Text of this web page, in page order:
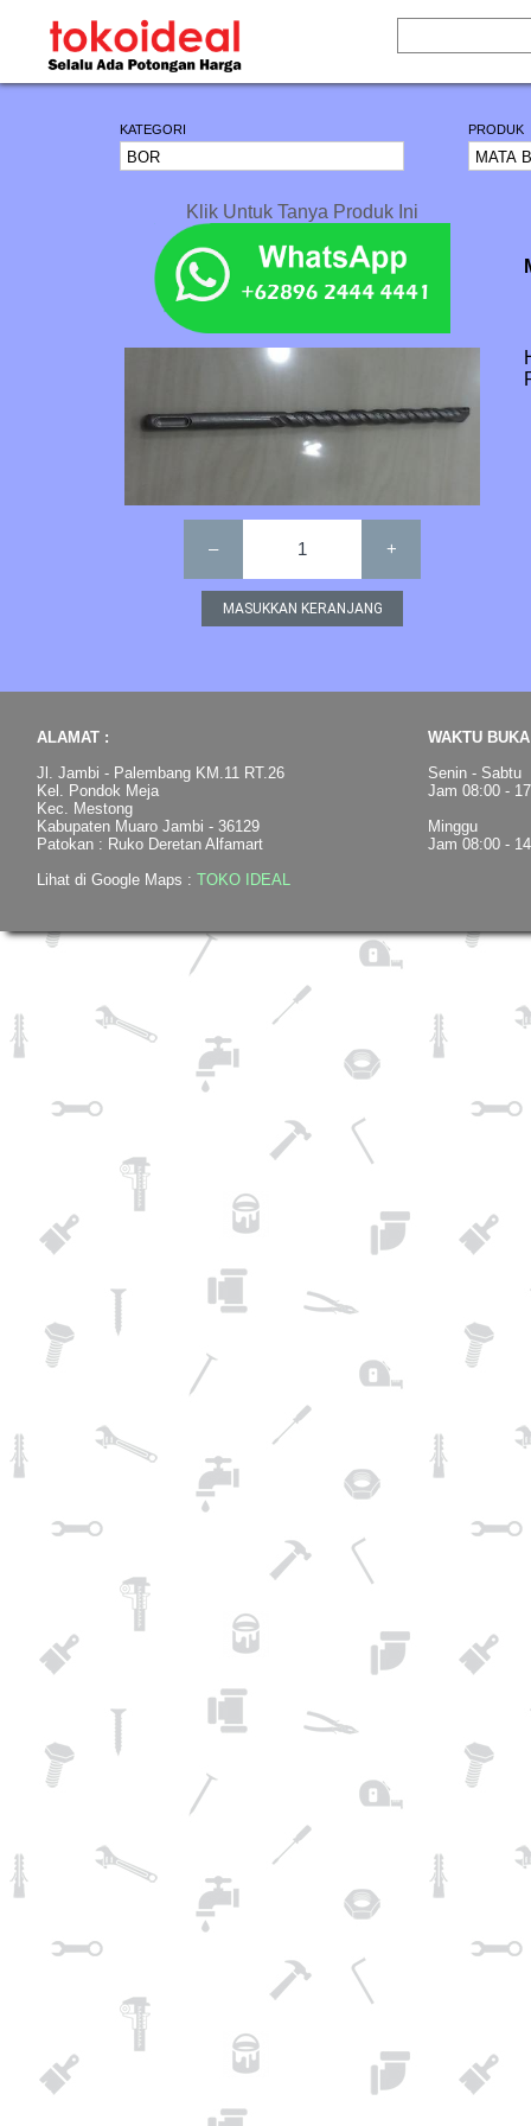
KATEGORI PRODUK
Klik Untuk Tanya Produk Ini
– 1 +
ALAMAT :
Jl. Jambi - Palembang KM.11 RT.26
Kel. Pondok Meja
Kec. Mestong
Kabupaten Muaro Jambi - 36129
Patokan : Ruko Deretan Alfamart
Lihat di Google Maps : TOKO IDEAL
WAKTU
Senin - Sabtu
Jam 08:00 -
Minggu
Jam 08:00 -